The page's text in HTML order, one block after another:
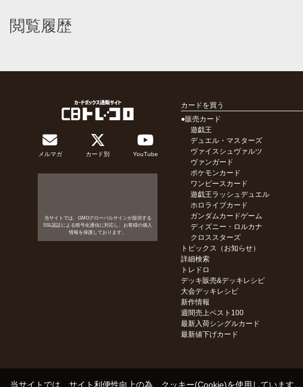
閲覧履歴
メルマガ カード別 YouTube
当サイトでは、GMOグローバルサインが提供する
SSL認証による暗号化通信に対応し、お客様の個人
情報を保護しております。
カードを買う
●販売カード
遊戯王
デュエル・マスターズ
ヴァイスシュヴァルツ
ヴァンガード
ポケモンカード
ワンピースカード
遊戯王ラッシュデュエル
ホロライブカード
ガンダムカードゲーム
ディズニー・ロルカナ
クロススターズ
トピックス（お知らせ）
詳細検索
トレドロ
デッキ販売&デッキレシピ
大会デッキレシピ
新作情報
週間売上ベスト100
最新入荷シングルカード
最新値下げカード
当サイトでは、サイト利便性向上の為、クッキー(Cookie)を使用しています。